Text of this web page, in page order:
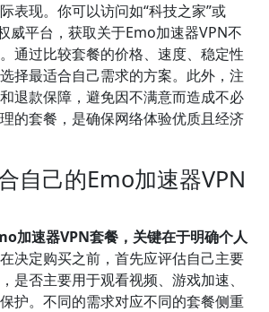
表现。你可以访问如“科技之家”或
威平台，获取关于Emo加速器VPN不
通过比较套餐的价格、速度、稳定性
择最适合自己需求的方案。此外，注
退款保障，避免因不满意而造成不必
的套餐，是确保网络体验优质且经济
自己的Emo加速器VPN
加速器VPN套餐，关键在于明确个人
在决定购买之前，首先应评估自己主要
是否主要用于观看视频、游戏加速、
护。不同的需求对应不同的套餐侧重